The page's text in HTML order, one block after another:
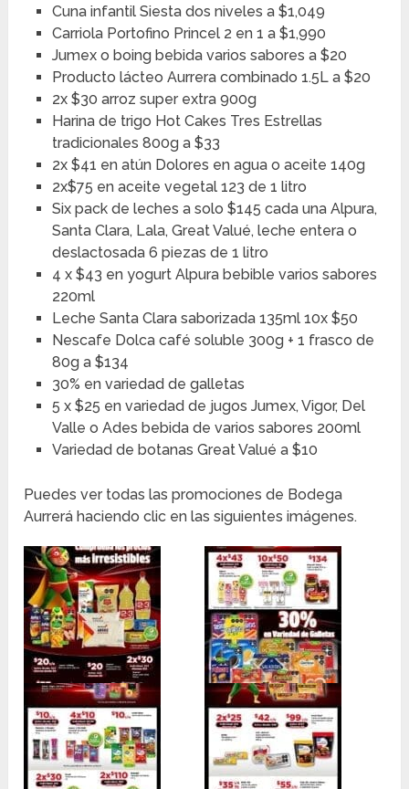
Cuna infantil Siesta dos niveles a $1,049
Carriola Portofino Princel 2 en 1 a $1,990
Jumex o boing bebida varios sabores a $20
Producto lácteo Aurrera combinado 1.5L a $20
2x $30 arroz super extra 900g
Harina de trigo Hot Cakes Tres Estrellas
tradicionales 800g a $33
2x $41 en atún Dolores en agua o aceite 140g
2x$75 en aceite vegetal 123 de 1 litro
Six pack de leches a solo $145 cada una Alpura,
Santa Clara, Lala, Great Valué, leche entera o
deslactosada 6 piezas de 1 litro
4 x $43 en yogurt Alpura bebible varios sabores
220ml
Leche Santa Clara saborizada 135ml 10x $50
Nescafe Dolca café soluble 300g + 1 frasco de
80g a $134
30% en variedad de galletas
5 x $25 en variedad de jugos Jumex, Vigor, Del
Valle o Ades bebida de varios sabores 200ml
Variedad de botanas Great Valué a $10
Puedes ver todas las promociones de Bodega
Aurrerá haciendo clic en las siguientes imágenes.